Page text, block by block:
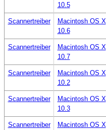
10.5
Scannertreiber
Macintosh OS X
10.6
Scannertreiber
Macintosh OS X
10.7
Scannertreiber
Macintosh OS X
10.2
Scannertreiber
Macintosh OS X
10.3
Scannertreiber
Macintosh OS X